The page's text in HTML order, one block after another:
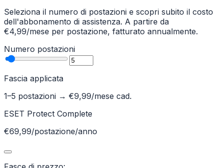
Seleziona il numero di postazioni e scopri subito il costo
dell'abbonamento di assistenza. A partire da
€4,99/mese per postazione, fatturato annualmente.
Numero postazioni
Fascia applicata
1–5 postazioni → €9,99/mese cad.
ESET Protect Complete
€69,99/postazione/anno